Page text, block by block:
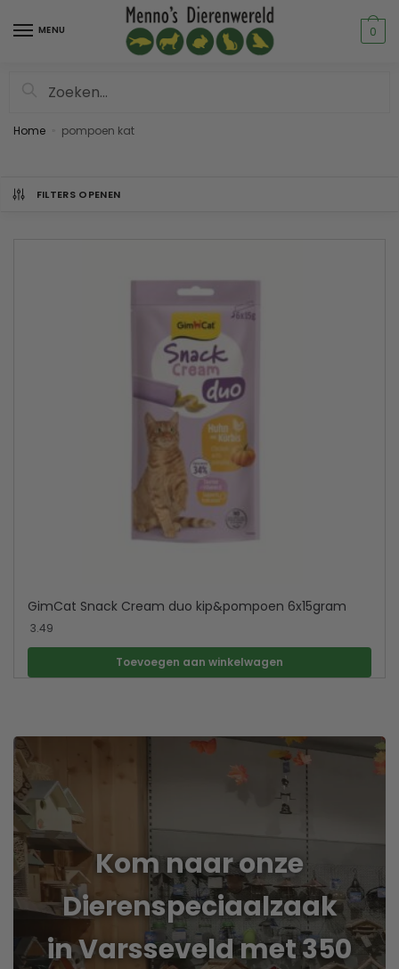
MENU 0
Home pompoen kat
FILTERS OPENEN
GimCat Snack Cream duo kip&pompoen 6x15gram
3.49
Toevoegen aan winkelwagen
Kom naar onze
Dierenspeciaalzaak
in Varsseveld met 350